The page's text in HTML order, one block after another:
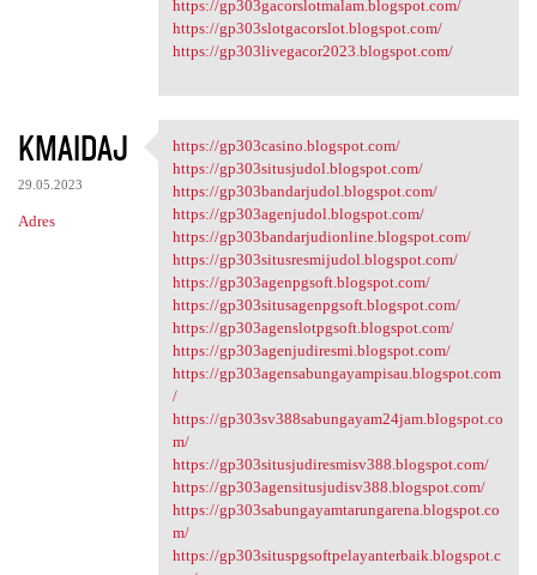
https://gp303gacorslotmalam.blogspot.com/
https://gp303slotgacorslot.blogspot.com/
https://gp303livegacor2023.blogspot.com/
KMAIDAJ
29.05.2023
Adres
https://gp303casino.blogspot
https://gp303casino.blogspot.com/
https://gp303situsjudol.blogspot.com/
https://gp303bandarjudol.blogspot.com/
https://gp303agenjudol.blogspot.com/
https://gp303bandarjudionline.blogspot.com/
https://gp303situsresmijudol.blogspot.com/
https://gp303agenpgsoft.blogspot.com/
https://gp303situsagenpgsoft.blogspot.com/
https://gp303agenslotpgsoft.blogspot.com/
https://gp303agenjudiresmi.blogspot.com/
https://gp303agensabungayampisau.blogspot.com
/
https://gp303sv388sabungayam24jam.blogspot.co
m/
https://gp303situsjudiresmisv388.blogspot.com/
https://gp303agensitusjudisv388.blogspot.com/
https://gp303sabungayamtarungarena.blogspot.co
m/
https://gp303situspgsoftpelayanterbaik.blogspot.c